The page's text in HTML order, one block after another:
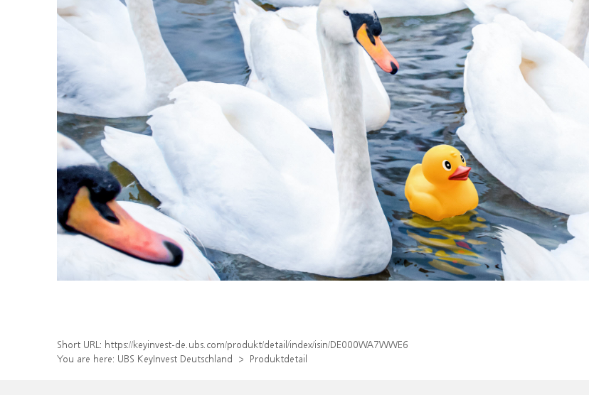
Short URL: https://keyinvest-de.ubs.com/produkt/detail/index/isin/DE000WA7WWE6
You are here: UBS KeyInvest Deutschland Produktdetail